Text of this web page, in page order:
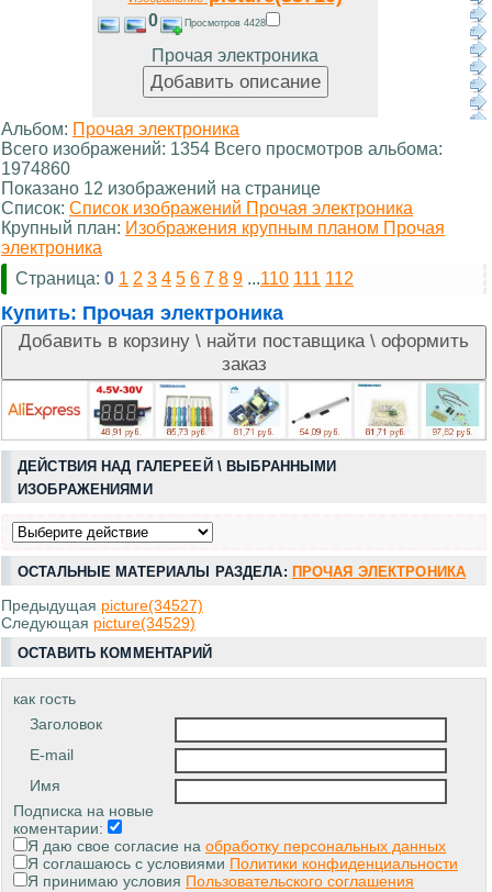
0 Просмотров 4428
Прочая электроника
Альбом: Прочая электроника
Всего изображений: 1354 Всего просмотров альбома:
1974860
Показано 12 изображений на странице
Список: Список изображений Прочая электроника
Крупный план: Изображения крупным планом Прочая
электроника
Страница: 0 1 2 3 4 5 6 7 8 9 ...110 111 112
Купить: Прочая электроника
ДЕЙСТВИЯ НАД ГАЛЕРЕЕЙ \ ВЫБРАННЫМИ
ИЗОБРАЖЕНИЯМИ
ОСТАЛЬНЫЕ МАТЕРИАЛЫ РАЗДЕЛА: ПРОЧАЯ ЭЛЕКТРОНИКА
Предыдущая picture(34527)
Следующая picture(34529)
ОСТАВИТЬ КОММЕНТАРИЙ
как гость
Заголовок
E-mail
Имя
Подписка на новые
коментарии:
Я даю свое согласие на обработку персональных данных
Я соглашаюсь с условиями Политики конфиденциальности
Я принимаю условия Пользовательского соглашения